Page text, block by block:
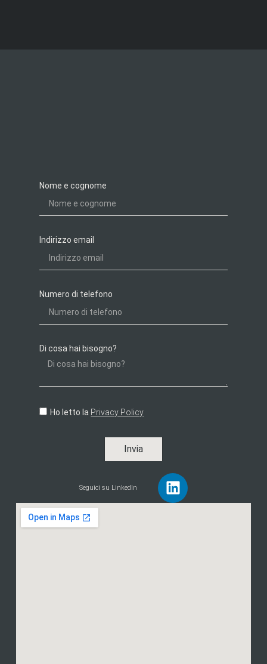
Nome e cognome
Indirizzo email
Numero di telefono
Di cosa hai bisogno?
Ho letto la Privacy Policy
Invia
Seguici su LinkedIn